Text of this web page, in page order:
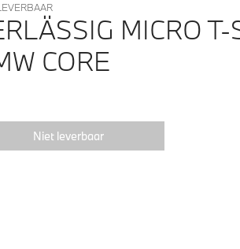
MICRO T-
CORE
Niet leverbaar